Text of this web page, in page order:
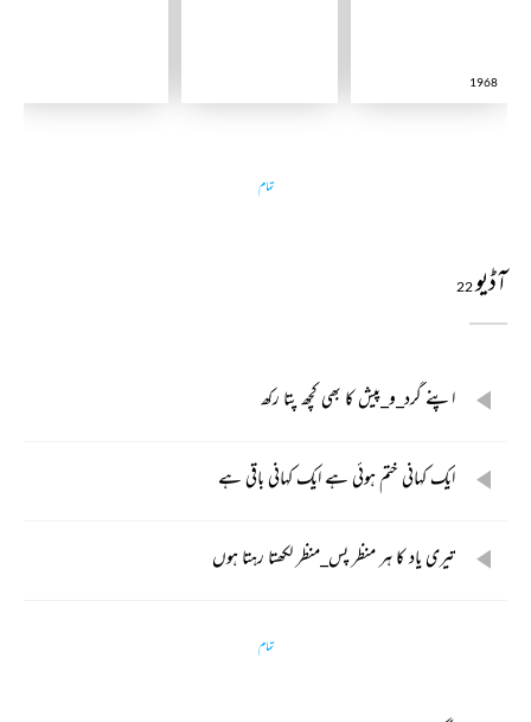
1968
تمام
آڈیو22
اپنے گرد_و_پیش کا بھی کچھ پتا رکھ
ایک کہانی ختم ہوئی ہے ایک کہانی باقی ہے
تیری یاد کا ہر منظر پس_منظر لکھتا رہتا ہوں
تمام